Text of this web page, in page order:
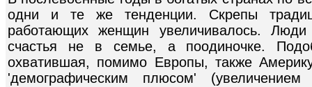
одни и те же тенденции. Скрепы
работающих женщин увеличивалось.
счастья не в семье, а поодиночке.
охватившая, помимо Европы, также
'демографическим плюсом'